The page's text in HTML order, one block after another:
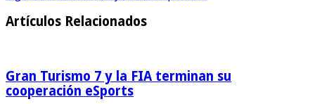
Artículos Relacionados
Gran Turismo 7 y la FIA terminan su
cooperación eSports